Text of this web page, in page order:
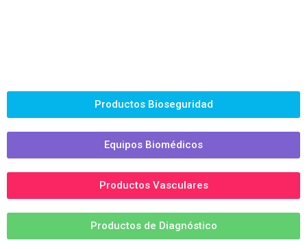
Productos Bioseguridad
Equipos Biomédicos
Productos Vasculares
Productos de Diagnóstico